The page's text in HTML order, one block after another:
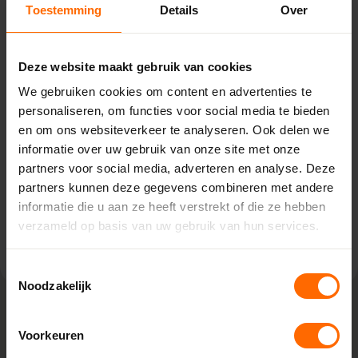
Toestemming Details Over
Deze website maakt gebruik van cookies
We gebruiken cookies om content en advertenties te
personaliseren, om functies voor social media te bieden
en om ons websiteverkeer te analyseren. Ook delen we
informatie over uw gebruik van onze site met onze
partners voor social media, adverteren en analyse. Deze
partners kunnen deze gegevens combineren met andere
informatie die u aan ze heeft verstrekt of die ze hebben
verzameld op basis van uw gebruik van hun services.
Noodzakelijk
Voorkeuren
Pick-up point
Concordia
Stephensonstraat 39,
7903 AS Hoogeveen
0513335000
hoogeveen@skodora.nl
Bekijk vestiging info
Lokaal geproduceerd in onze eigen